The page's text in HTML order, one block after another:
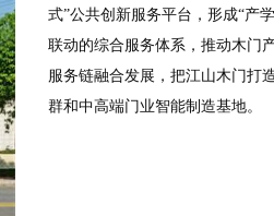
式”公共创新服务平台，形成“产
联动的综合服务体系，推动木门
服务链融合发展，把江山木门打
群和中高端门业智能制造基地。